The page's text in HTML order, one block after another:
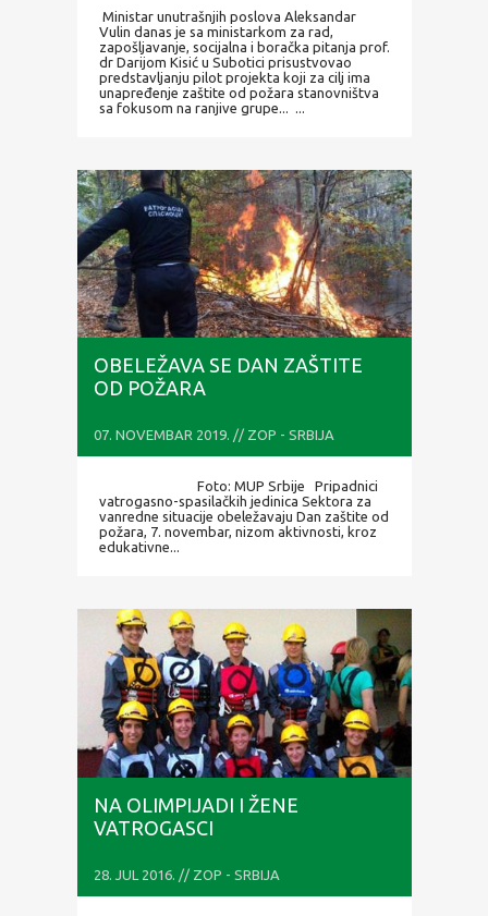
Ministar unutrašnjih poslova Aleksandar
Vulin danas je sa ministarkom za rad,
zapošljavanje, socijalna i boračka pitanja prof.
dr Darijom Kisić u Subotici prisustvovao
predstavljanju pilot projekta koji za cilj ima
unapređenje zaštite od požara stanovništva
sa fokusom na ranjive grupe... ...
OBELEŽAVA SE DAN ZAŠTITE
OD POŽARA
07. NOVEMBAR 2019. // ZOP - SRBIJA
Foto: MUP Srbije Pripadnici
vatrogasno-spasilačkih jedinica Sektora za
vanredne situacije obeležavaju Dan zaštite od
požara, 7. novembar, nizom aktivnosti, kroz
edukativne...
NA OLIMPIJADI I ŽENE
VATROGASCI
28. JUL 2016. // ZOP - SRBIJA